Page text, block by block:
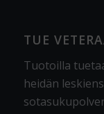
TUE
Tuotoilla
heidän